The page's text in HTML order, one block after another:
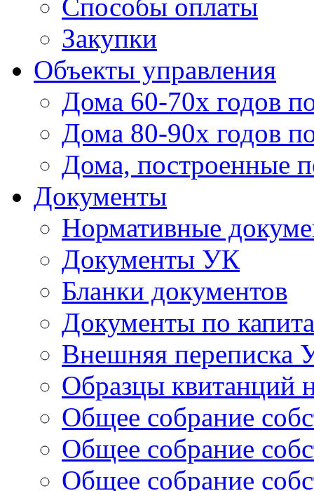
Способы оплаты
Закупки
Объекты управления
Дома 60-70х годов
Дома 80-90х годов
Дома, построенные
Документы
Нормативные
Документы УК
Бланки документов
Документы по
Внешняя переписка
Образцы квитанций
Общее собрание
Общее собрание
Общее собрание